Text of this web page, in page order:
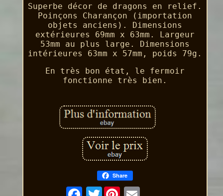
Superbe décor de dragons en relief.
Poinçons Charançon (importation
objets anciens). Dimensions
extérieures 69mm x 63mm. Largeur
53mm au plus large. Dimensions
intérieures 63mm x 57mm, poids 79g.
En très bon état, le fermoir
fonctionne très bien.
Share
Twitter